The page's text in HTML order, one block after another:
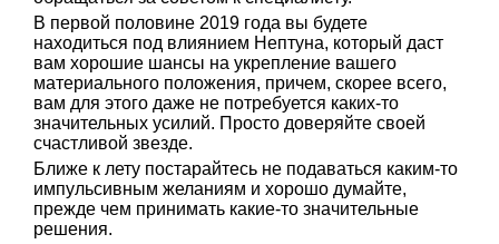
В первой половине 2019 года вы будете
находиться под влиянием Нептуна, который даст
вам хорошие шансы на укрепление вашего
материального положения, причем, скорее всего,
вам для этого даже не потребуется каких-то
значительных усилий. Просто доверяйте своей
счастливой звезде.
Ближе к лету постарайтесь не подаваться каким-то
импульсивным желаниям и хорошо думайте,
прежде чем принимать какие-то значительные
решения.